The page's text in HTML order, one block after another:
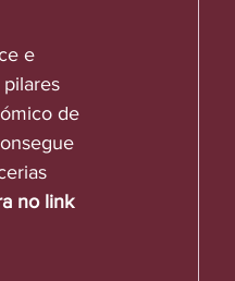
e
de
no link